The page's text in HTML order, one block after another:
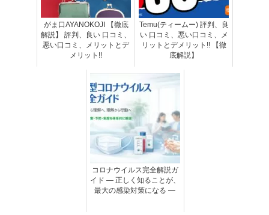
がま口AYANOKOJI 【徹底
解説】 評判、良い 口コミ、
悪い口コミ、メリットとデ
メリット!!
Temu(ティームー) 評判、良
い 口コミ、悪い口コミ、メ
リットとデメリット!! 【徹
底解説】
コロナウイルス完全解説ガ
イド ― 正しく知ることが、
最大の感染対策になる ―